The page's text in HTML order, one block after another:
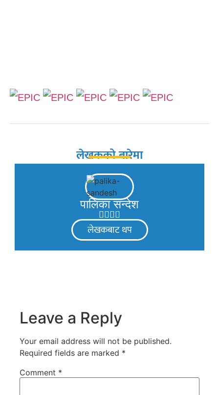
लेखकको बारेमा
पालिका सन्देश
लेखकबाट थप
Leave a Reply
Your email address will not be published.
Required fields are marked *
Comment *